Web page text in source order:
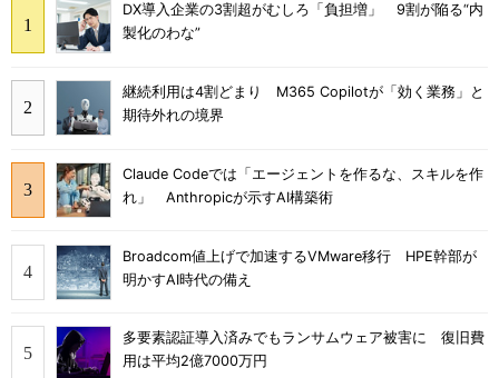
DX導入企業の3割超がむしろ「負担増」 9割が陥る“内
製化のわな”
継続利用は4割どまり M365 Copilotが「効く業務」と
期待外れの境界
Claude Codeでは「エージェントを作るな、スキルを作
れ」 Anthropicが示すAI構築術
Broadcom値上げで加速するVMware移行 HPE幹部が
明かすAI時代の備え
多要素認証導入済みでもランサムウェア被害に 復旧費
用は平均2億7000万円